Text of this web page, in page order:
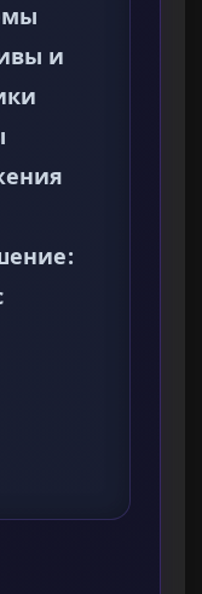
и